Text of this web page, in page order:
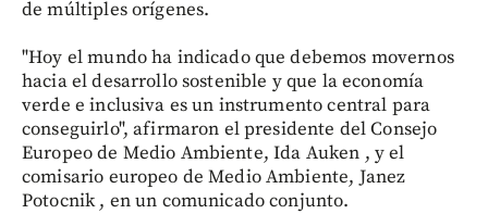
de múltiples orígenes.
"Hoy el mundo ha indicado que debemos movernos
hacia el desarrollo sostenible y que la economía
verde e inclusiva es un instrumento central para
conseguirlo", afirmaron el presidente del Consejo
Europeo de Medio Ambiente, Ida Auken , y el
comisario europeo de Medio Ambiente, Janez
Potocnik , en un comunicado conjunto.